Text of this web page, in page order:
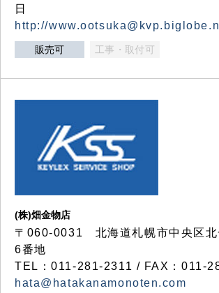
日
http://
販売可 工事・取付可
(株)畑金物店
〒060-0031 北海道札幌市中央区北
6番地
TEL：011-281-2311 / FAX：011-
hata@hatakanamonoten.com